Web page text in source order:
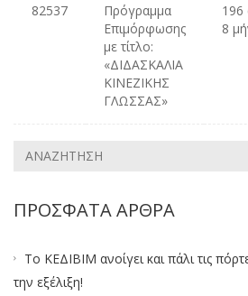
82537
Πρόγραμμα
Επιμόρφωσης
με τίτλο:
«ΔΙΔΑΣΚΑΛΙΑ
ΚΙΝΕΖΙΚΗΣ
ΓΛΩΣΣΑΣ»
196
8
ΠΡΌΣΦΑΤΑ ΆΡΘΡΑ
Το ΚΕΔΙΒΙΜ ανοίγει και πάλι τις
την εξέλιξη!